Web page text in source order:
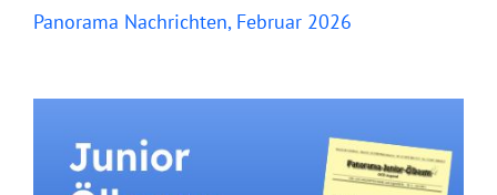
Panorama Nachrichten, Februar 2026